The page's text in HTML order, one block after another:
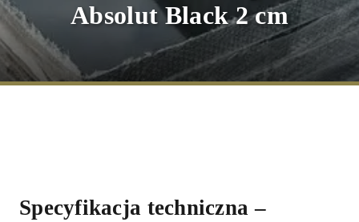
Absolut Black 2 cm
Specyfikacja techniczna –